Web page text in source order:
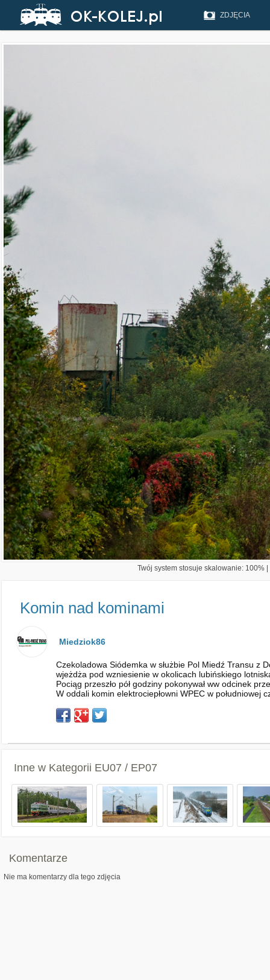
ZDJĘCIA
Twój system stosuje skalowanie: 100%
Komin nad kominami
Miedziok86
Czekoladowa Siódemka w służbie Pol Miedź Transu z
wjeżdża pod wzniesienie w okolicach lubińskiego
Pociąg przeszło pół godziny pokonywał ww odcinek
W oddali komin elektrociepłowni WPEC w
Inne w Kategorii EU07 / EP07
Komentarze
Nie ma komentarzy dla tego zdjęcia